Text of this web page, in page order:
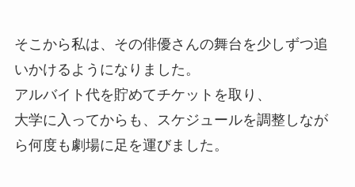
そこから私は、その俳優さんの舞台を少しずつ追
いかけるようになりました。
アルバイト代を貯めてチケットを取り、
大学に入ってからも、スケジュールを調整しなが
ら何度も劇場に足を運びました。